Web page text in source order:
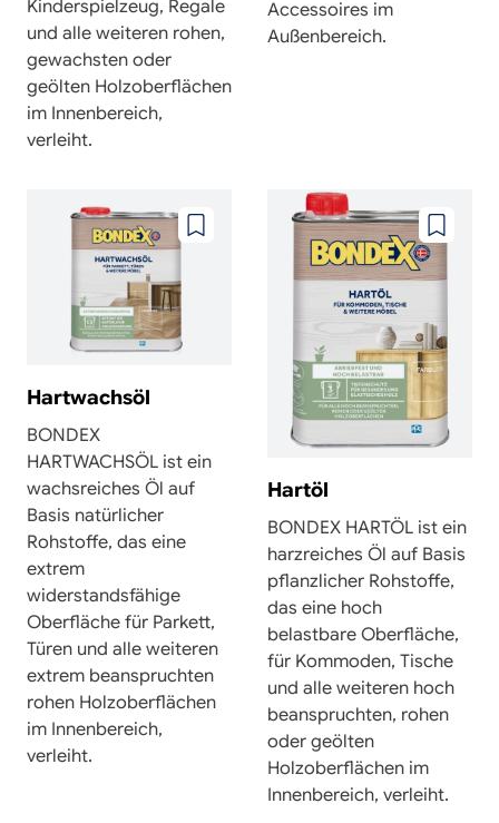
Kinderspielzeug, Regale
und alle weiteren rohen,
gewachsten oder
geölten Holzoberflächen
im Innenbereich,
verleiht.
Accessoires im
Außenbereich.
Zu
Hartwachsöl
BONDEX
HARTWACHSÖL ist ein
wachsreiches Öl auf
Basis natürlicher
Rohstoffe, das eine
extrem
widerstandsfähige
Oberfläche für Parkett,
Türen und alle weiteren
extrem beanspruchten
rohen Holzoberflächen
im Innenbereich,
verleiht.
Zu
Hartöl
BONDEX HARTÖL ist ein
harzreiches Öl auf Basis
pflanzlicher Rohstoffe,
das eine hoch
belastbare Oberfläche,
für Kommoden, Tische
und alle weiteren hoch
beanspruchten, rohen
oder geölten
Holzoberflächen im
Innenbereich, verleiht.